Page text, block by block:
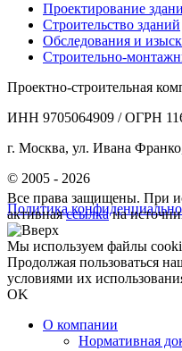
Проектирование
Строительство зданий
Обследования и
Строительно-
Проектно-строительная
ИНН 9705064909 / ОГРН
г. Москва, ул. Ивана
© 2005 - 2026
Политика
Все права защищены. При
активнаяссылкана
Мы используем файлы
Продолжая пользоваться
условиями их
OK
О компании
Нормативная